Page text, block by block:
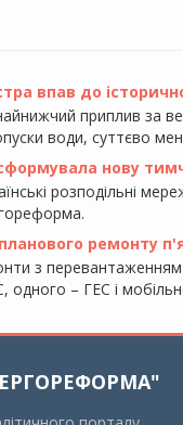
впав до
приплив за
води, суттєво
нову
розподільні
ремонту
з
одного – ГЕС і